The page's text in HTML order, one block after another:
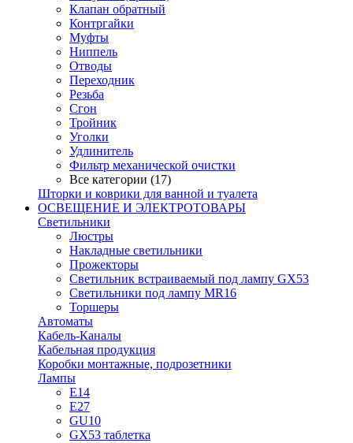
Клапан обратный
Контргайки
Муфты
Ниппель
Отводы
Переходник
Резьба
Сгон
Тройник
Уголки
Удлинитель
Фильтр механической очистки
Все категории (17)
Шторки и коврики для ванной и туалета
ОСВЕЩЕНИЕ И ЭЛЕКТРОТОВАРЫ
Светильники
Люстры
Накладные светильники
Прожекторы
Светильник встраиваемый под лампу GX53
Светильники под лампу MR16
Торшеры
Автоматы
Кабель-Каналы
Кабельная продукция
Коробки монтажные, подрозетники
Лампы
E14
E27
GU10
GX53 таблетка